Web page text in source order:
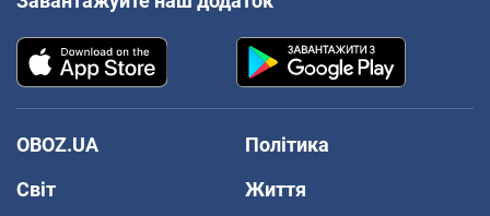
OBOZ.UA
Політика
Світ
Життя